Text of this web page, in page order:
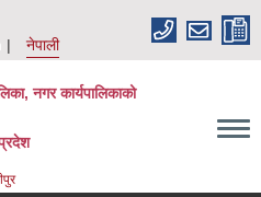
नेपाली
नगर कार्यपालिकाको